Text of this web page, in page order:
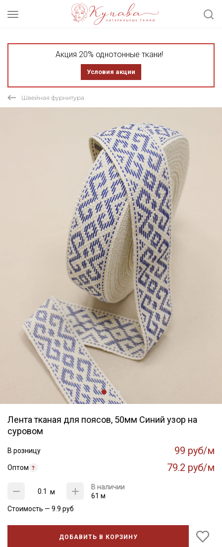
Акция 20% однотонные ткани!
Условия акции
Швейная фурнитура
Лента тканая для поясов, 50мм Синий узор на
суровом
В розницу 99 руб/м
Оптом 79.2 руб/м
м
В наличии
61 м
Стоимость — 9.9 руб
ДОБАВИТЬ В КОРЗИНУ